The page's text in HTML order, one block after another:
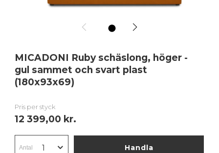
MICADONI Ruby schäslong, höger -
gul sammet och svart plast
(180x93x69)
Pris per styck
12 399,00 kr.
Handla